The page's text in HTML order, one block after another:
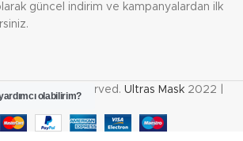
güncel indirim ve kampanyalardan ilk
| All rights reserved. Ultras Mask2022 |
olabilirim?